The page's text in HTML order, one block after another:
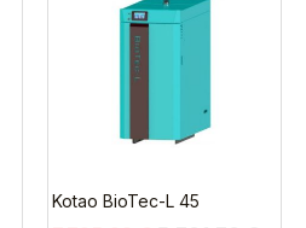
Kotao BioTec-L 45
je:
7.705,00 €.